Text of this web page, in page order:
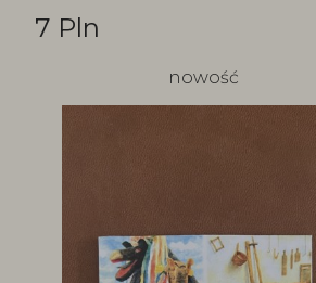
7 Pln
nowość